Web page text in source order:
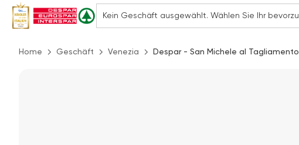
Home Geschäft Venezia Despar - San Michele al